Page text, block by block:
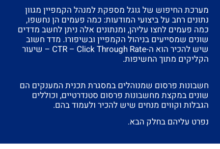
מערכת החיפוש של גוגל מספקת למנהל הקמפיין מגוון
נתונים רחב על ביצועי המודעות: כמה פעמים הן נחשפו,
כמה פעמים לחצו עליהן, ומנתונים אלה ניתן לחשב מדדים
שונים שמסייעים בניהול הקמפיין ובשיפורו. מדד חשוב
שיש להכיר הוא ה-CTR – Click Through Rate – שיעור
הקליקים מתוך החשיפות.
חשבונות פרסום שמנוהלים במסגרת תכנית המענקים הם
שונים במקצת מחשבונות פרסום סטנדרטיים, וכוללים
הגבלות וקווים מנחים שיש להכיר ולעמוד בהם.
נפרט עליהם בחלק הבא.